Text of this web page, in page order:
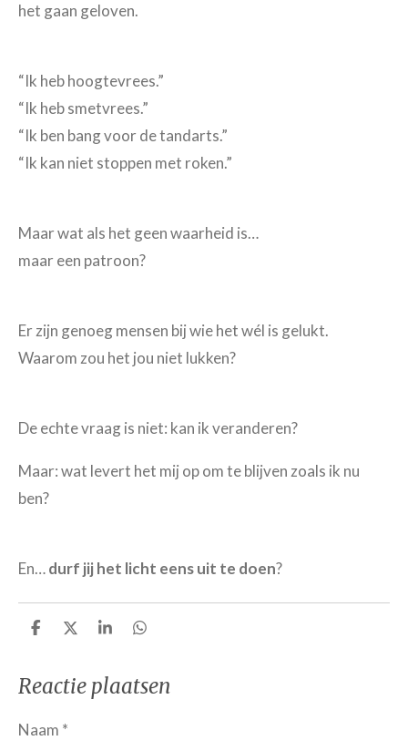
het gaan geloven.
“Ik heb hoogtevrees.”
“Ik heb smetvrees.”
“Ik ben bang voor de tandarts.”
“Ik kan niet stoppen met roken.”
Maar wat als het geen waarheid is…
maar een patroon?
Er zijn genoeg mensen bij wie het wél is gelukt.
Waarom zou het jou niet lukken?
De echte vraag is niet: kan ik veranderen?
Maar: wat levert het mij op om te blijven zoals ik nu
ben?
En…durf jij het licht eens uit te doen?
D
e
n
D
l
S
r
e
D
e
n
Reactie plaatsen
Naam *